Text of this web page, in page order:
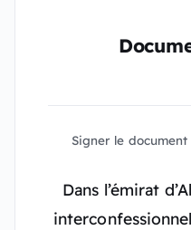
Signer le
Dans l’émirat